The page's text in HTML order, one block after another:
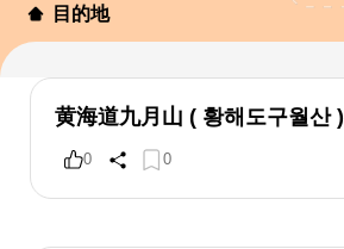
目的地
黄海道九月山 ( 황해도구월산 )
0 0